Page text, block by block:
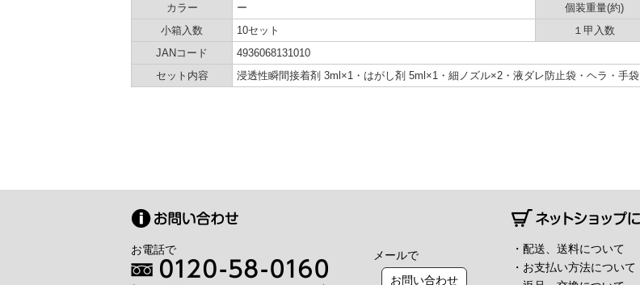
カラー
ー 個装重量(約)
小箱入数
10セット １甲入数
JANコード
4936068131010
セット内容
浸透性瞬間接着剤 3ml×1・はがし剤 5ml×1・細ノズル×2・液ダレ防止袋・ヘラ・手袋
お電話で
メールで
お問い合わせ
・配送、送料について
・お支払い方法について